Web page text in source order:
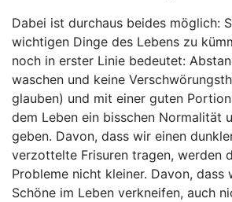
Dabei ist durchaus beides möglich:
wichtigen Dinge des Lebens zu
noch in erster Linie bedeutet:
waschen und keine
glauben) und mit einer guten
dem Leben ein bisschen Normalität
geben. Davon, dass wir einen
verzottelte Frisuren tragen, werden
Probleme nicht kleiner. Davon, dass
Schöne im Leben verkneifen, auch